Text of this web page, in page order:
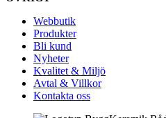
Webbutik
Produkter
Bli kund
Nyheter
Kvalitet & Miljö
Avtal & Villkor
Kontakta oss